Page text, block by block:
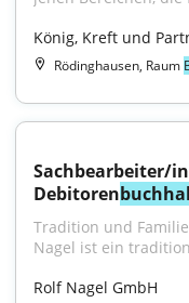
König, Kreft und
Rödinghausen, Raum
Sachbearbeiter/
Debitoren
Tradition und
Nagel ist ein
Rolf Nagel GmbH